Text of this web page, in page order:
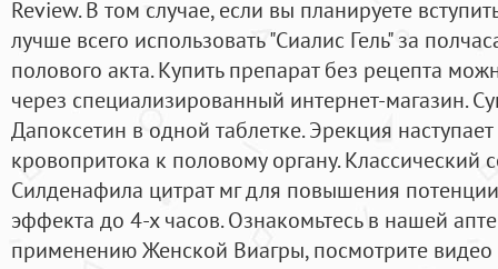
Review. В том случае, если вы планируете
лучше всего использовать "Сиалис Гель" за
полового акта. Купить препарат без рецепта
через специализированный интернет-магазин.
Дапоксетин в одной таблетке. Эрекция
кровопритока к половому органу. Классический
Силденафила цитрат мг для повышения
эффекта до 4-х часов. Ознакомьтесь в нашей
применению Женской Виагры, посмотрите